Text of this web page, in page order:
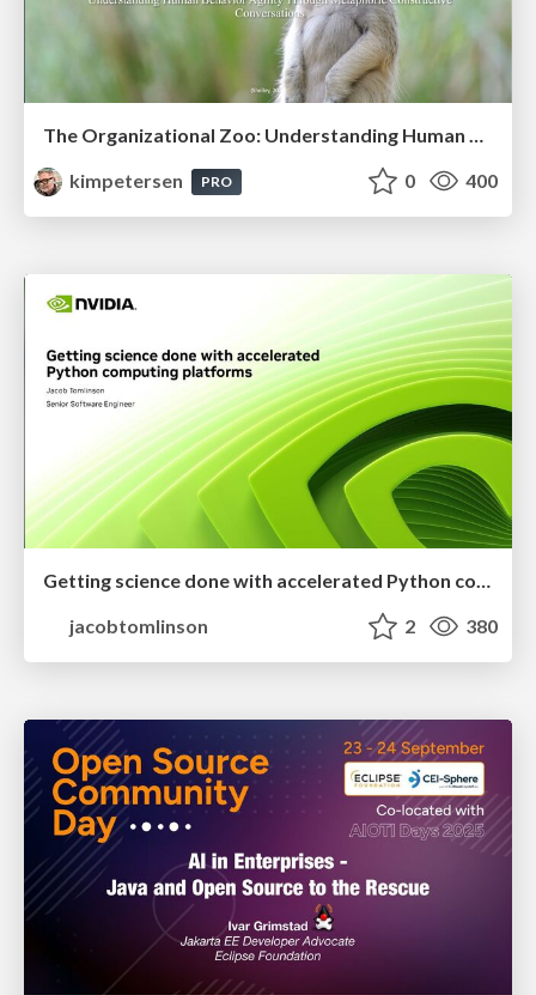
The Organizational Zoo: Understanding Human Behavior Agility Through Metaphoric Constructive Conversations (based on the works of Arthur Shelley, Ph.D)
kimpetersen
PRO 0 400
Getting science done with accelerated Python computing platforms
jacobtomlinson
2 380